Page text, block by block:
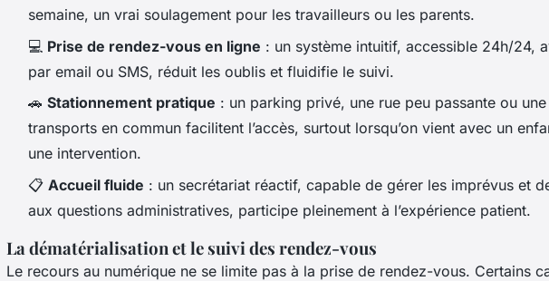
semaine, un vrai soulagement pour les travailleurs ou les parents.
💻 Prise de rendez-vous en ligne : un système intuitif, accessible 24h/24,
par email ou SMS, réduit les oublis et fluidifie le suivi.
🚗 Stationnement pratique : un parking privé, une rue peu passante ou
transports en commun facilitent l’accès, surtout lorsqu’on vient avec un
une intervention.
📋 Accueil fluide : un secrétariat réactif, capable de gérer les imprévus et
aux questions administratives, participe pleinement à l’expérience patient.
La dématérialisation et le suivi des rendez-vous
Le recours au numérique ne se limite pas à la prise de rendez-vous. Certains